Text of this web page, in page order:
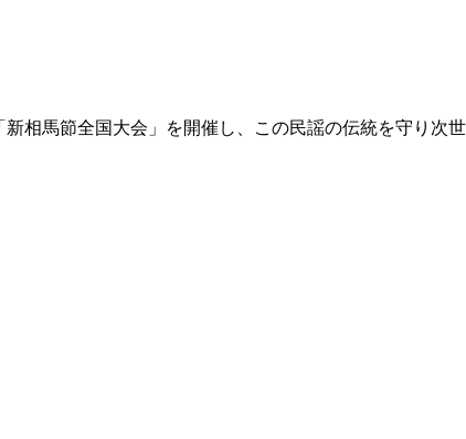
相馬節全国大会」を開催し、この民謡の伝統を守り次世